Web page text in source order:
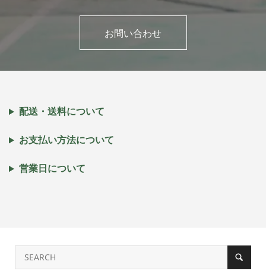
お問い合わせ
配送・送料について
お支払い方法について
営業日について